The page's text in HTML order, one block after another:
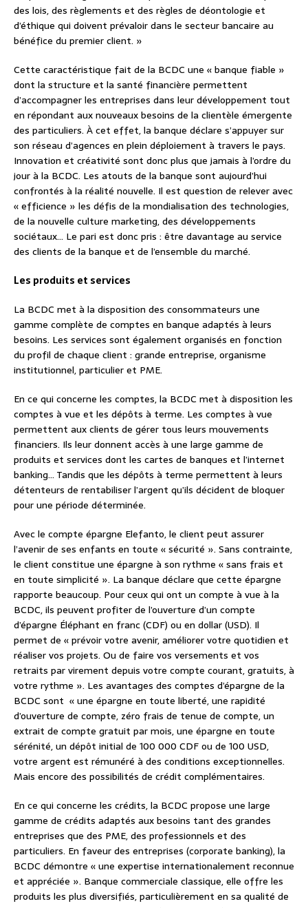
des lois, des règlements et des règles de déontologie et
d’éthique qui doivent prévaloir dans le secteur bancaire au
bénéfice du premier client. »
Cette caractéristique fait de la BCDC une « banque fiable »
dont la structure et la santé financière permettent
d’accompagner les entreprises dans leur développement tout
en répondant aux nouveaux besoins de la clientèle émergente
des particuliers. À cet effet, la banque déclare s’appuyer sur
son réseau d’agences en plein déploiement à travers le pays.
Innovation et créativité sont donc plus que jamais à l’ordre du
jour à la BCDC. Les atouts de la banque sont aujourd’hui
confrontés à la réalité nouvelle. Il est question de relever avec
« efficience » les défis de la mondialisation des technologies,
de la nouvelle culture marketing, des développements
sociétaux… Le pari est donc pris : être davantage au service
des clients de la banque et de l’ensemble du marché.
Les produits et services
La BCDC met à la disposition des consommateurs une
gamme complète de comptes en banque adaptés à leurs
besoins. Les services sont également organisés en fonction
du profil de chaque client : grande entreprise, organisme
institutionnel, particulier et PME.
En ce qui concerne les comptes, la BCDC met à disposition les
comptes à vue et les dépôts à terme. Les comptes à vue
permettent aux clients de gérer tous leurs mouvements
financiers. Ils leur donnent accès à une large gamme de
produits et services dont les cartes de banques et l’internet
banking… Tandis que les dépôts à terme permettent à leurs
détenteurs de rentabiliser l’argent qu’ils décident de bloquer
pour une période déterminée.
Avec le compte épargne Elefanto, le client peut assurer
l’avenir de ses enfants en toute « sécurité ». Sans contrainte,
le client constitue une épargne à son rythme « sans frais et
en toute simplicité ». La banque déclare que cette épargne
rapporte beaucoup. Pour ceux qui ont un compte à vue à la
BCDC, ils peuvent profiter de l’ouverture d’un compte
d’épargne Éléphant en franc (CDF) ou en dollar (USD). Il
permet de « prévoir votre avenir, améliorer votre quotidien et
réaliser vos projets. Ou de faire vos versements et vos
retraits par virement depuis votre compte courant, gratuits, à
votre rythme ». Les avantages des comptes d’épargne de la
BCDC sont « une épargne en toute liberté, une rapidité
d’ouverture de compte, zéro frais de tenue de compte, un
extrait de compte gratuit par mois, une épargne en toute
sérénité, un dépôt initial de 100 000 CDF ou de 100 USD,
votre argent est rémunéré à des conditions exceptionnelles.
Mais encore des possibilités de crédit complémentaires.
En ce qui concerne les crédits, la BCDC propose une large
gamme de crédits adaptés aux besoins tant des grandes
entreprises que des PME, des professionnels et des
particuliers. En faveur des entreprises (corporate banking), la
BCDC démontre « une expertise internationalement reconnue
et appréciée ». Banque commerciale classique, elle offre les
produits les plus diversifiés, particulièrement en sa qualité de